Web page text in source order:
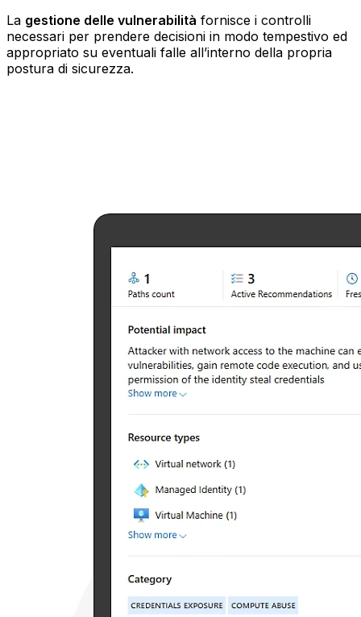
La gestione delle vulnerabilità fornisce i controlli
necessari per prendere decisioni in modo tempestivo ed
appropriato su eventuali falle all’interno della propria
postura di sicurezza.